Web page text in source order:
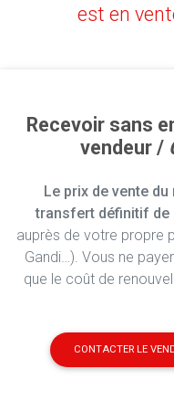
est en
Recevoir sans
vendeur /
Le prix de vente
transfert définitif de
auprès de votre propre
Gandi…). Vous ne
que le coût de
CONTACTER LE